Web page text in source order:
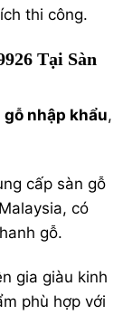
thi công.
Tại Sàn
gỗ nhập khẩu,
cấp sàn gỗ
có
gỗ.
gia giàu kinh
phù hợp với